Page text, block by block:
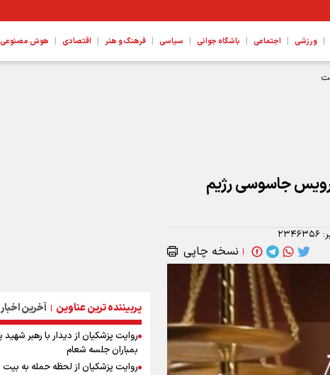
| ورزشی | اجتماعی | باشگاه جوانی | سیاسی | فرهنگ و هنر | اقتصادی | هوش مصنوعی،
جاسوسی رژیم
۲۳۴۶۳۵۶
| نسخه چاپی
پربیننده ترین عناوین | آخرین اخبار
روایت پزشکیان از دیدار با رهبر
بمباران جلسه شعام
روایت پزشکیان از لحظه حمله به بیت